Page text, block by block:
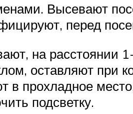
Высевают
перед
на расстоянии
оставляют при
в прохладное
подсветку.